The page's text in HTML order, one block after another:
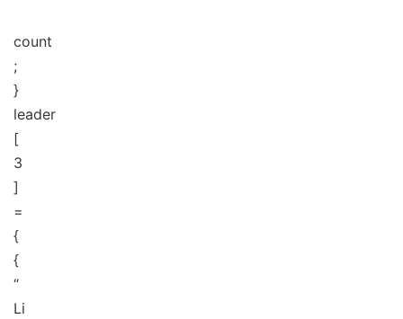
count
;
}
leader
[
3
]
=
{
{
“
Li